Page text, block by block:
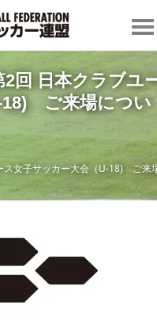
2回 日本クラブユ
18) ご来場につい
ス女子サッカー大会（U-18) ご来